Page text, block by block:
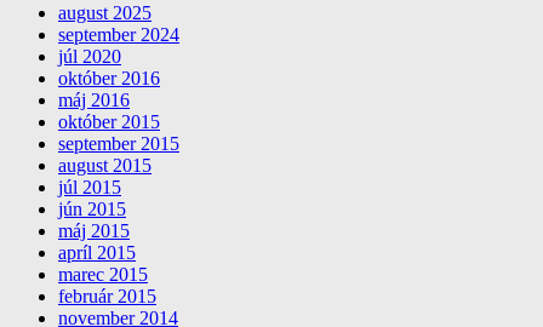
august 2025
september 2024
júl 2020
október 2016
máj 2016
október 2015
september 2015
august 2015
júl 2015
jún 2015
máj 2015
apríl 2015
marec 2015
február 2015
november 2014